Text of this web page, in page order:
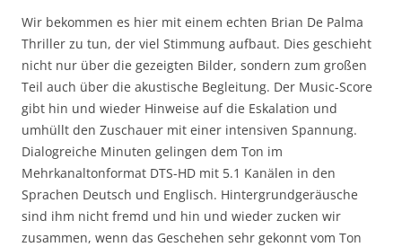
Wir bekommen es hier mit einem echten Brian De Palma
Thriller zu tun, der viel Stimmung aufbaut. Dies geschieht
nicht nur über die gezeigten Bilder, sondern zum großen
Teil auch über die akustische Begleitung. Der Music-Score
gibt hin und wieder Hinweise auf die Eskalation und
umhüllt den Zuschauer mit einer intensiven Spannung.
Dialogreiche Minuten gelingen dem Ton im
Mehrkanaltonformat DTS-HD mit 5.1 Kanälen in den
Sprachen Deutsch und Englisch. Hintergrundgeräusche
sind ihm nicht fremd und hin und wieder zucken wir
zusammen, wenn das Geschehen sehr gekonnt vom Ton